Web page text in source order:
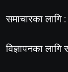
समाचारका
विज्ञापनका